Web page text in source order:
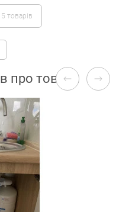
товарів
про товари